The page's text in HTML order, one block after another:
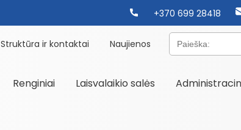
+370 699 28418
Struktūra ir kontaktai Naujienos Paieška:
Renginiai Laisvalaikio salės